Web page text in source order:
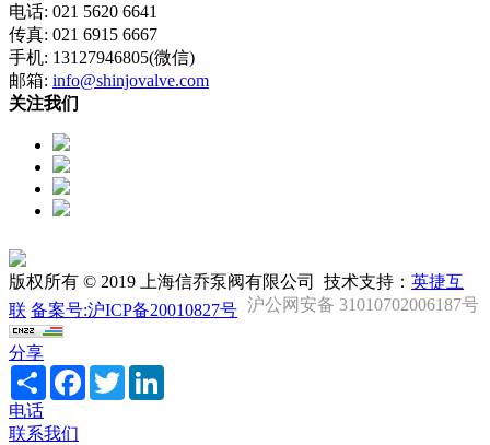
电话: 021 5620 6641
传真: 021 6915 6667
手机: 13127946805(微信)
邮箱: info@shinjovalve.com
关注我们
版权所有 © 2019 上海信乔泵阀有限公司 技术支持： 英捷互
联 备案号:沪ICP备20010827号 沪公网安备 31010702006187号
分享
Share FacebookTwitter
电话
联系我们